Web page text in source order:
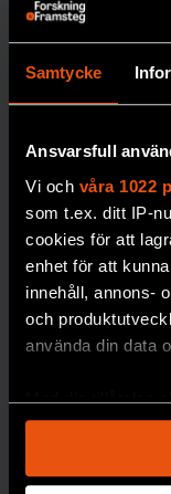
Samtycke
Ansvarsfull
Vi och våra 1022
som t.ex. ditt IP-
cookies för att
enhet för att
innehåll, annons-
och
använda din data
Med din tillåtelse
som kan ha
Identifiera
”Vi ska
rädda
skildrar
rytmer månen
jorden.
MÅNEN